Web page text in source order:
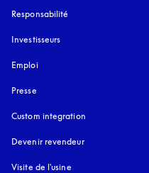
Responsabilité
Investisseurs
Emploi
Presse
Custom integration
Devenir revendeur
Visite de l'usine